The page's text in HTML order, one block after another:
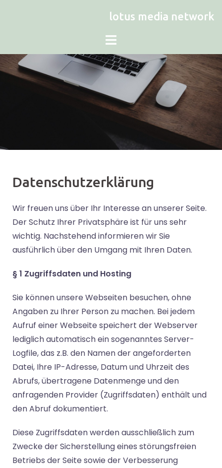
lotus media network
Datenschutzerklärung
Wir freuen uns über Ihr Interesse an unserer Seite.
Der Schutz Ihrer Privatsphäre ist für uns sehr
wichtig. Nachstehend informieren wir Sie
ausführlich über den Umgang mit Ihren Daten.
§ 1 Zugriffsdaten und Hosting
Sie können unsere Webseiten besuchen, ohne
Angaben zu Ihrer Person zu machen. Bei jedem
Aufruf einer Webseite speichert der Webserver
lediglich automatisch ein sogenanntes Server-
Logfile, das z.B. den Namen der angeforderten
Datei, Ihre IP-Adresse, Datum und Uhrzeit des
Abrufs, übertragene Datenmenge und den
anfragenden Provider (Zugriffsdaten) enthält und
den Abruf dokumentiert.
Diese Zugriffsdaten werden ausschließlich zum
Zwecke der Sicherstellung eines störungsfreien
Betriebs der Seite sowie der Verbesserung